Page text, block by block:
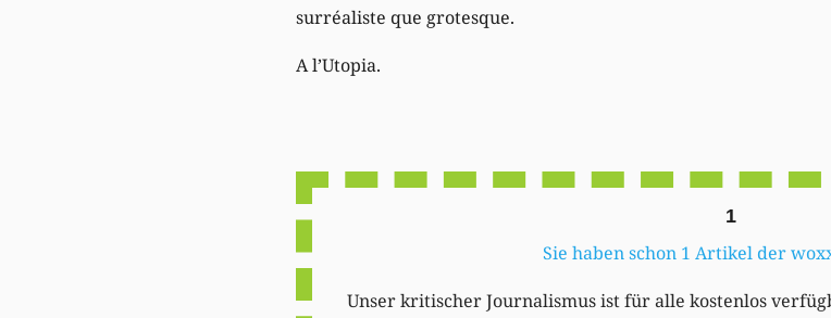
surréaliste que grotesque.
A l’Utopia.
1
Sie haben schon 1 Artikel der
Unser kritischer Journalismus ist für alle kostenlos